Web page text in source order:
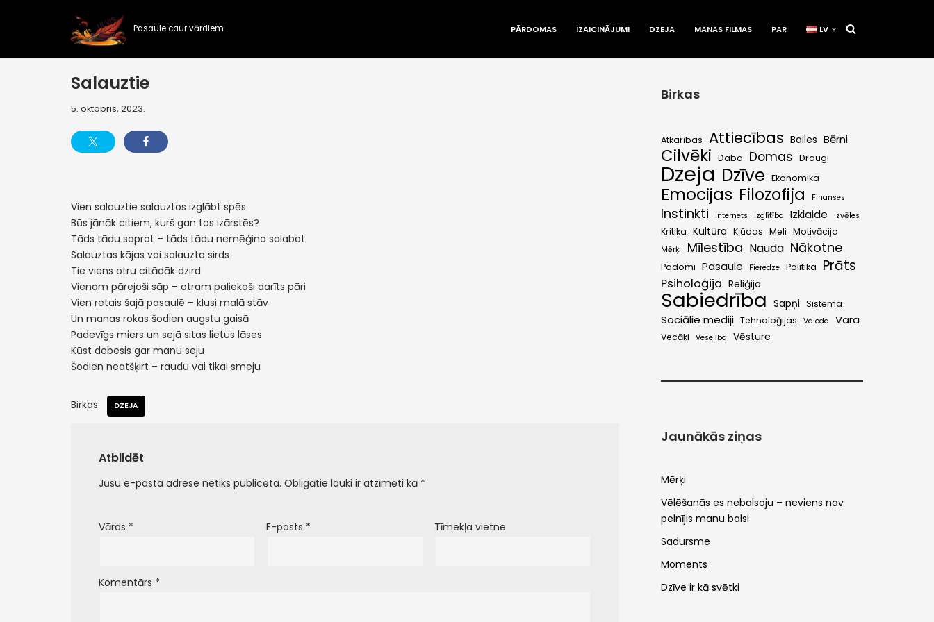
Pasaule caur vārdiem PĀRDOMAS IZAICINĀJUMI DZEJA MANAS FILMAS PAR LV
Salauztie
5. oktobris, 2023.
Vien salauztie salauztos izglābt spēs
Būs jānāk citiem, kurš gan tos izārstēs?
Tāds tādu saprot – tāds tādu nemēģina salabot
Salauztas kājas vai salauzta sirds
Tie viens otru citādāk dzird
Vienam pārejoši sāp – otram paliekoši darīts pāri
Vien retais šajā pasaulē – klusi malā stāv
Un manas rokas šodien augstu gaisā
Padevīgs miers un sejā sitas lietus lāses
Kūst debesis gar manu seju
Šodien neatšķirt – raudu vai tikai smeju
Birkas: DZEJA
Atbildēt
Jūsu e-pasta adrese netiks publicēta. Obligātie lauki ir atzīmēti kā *
Vārds * E-pasts * Tīmekļa vietne
Komentārs *
Birkas
Atkarības Attiecības Bailes Bērni
Cilvēki Daba Domas Draugi
Dzeja Dzīve Ekonomika
Emocijas Filozofija Finanses
Instinkti Internets Izglītība Izklaide Izvēles
Kritika Kultūra Kļūdas Meli Motivācija
Mērķi Mīlestība Nauda Nākotne
Padomi Pasaule Pieredze Politika Prāts
Psiholoģija Reliģija
Sabiedrība Sapņi Sistēma
Sociālie mediji Tehnoloģijas Valoda Vara
Vecāki Veselība Vēsture
Jaunākās ziņas
Mērķi
Vēlēšanās es nebalsoju – neviens nav
pelnījis manu balsi
Sadursme
Moments
Dzīve ir kā svētki